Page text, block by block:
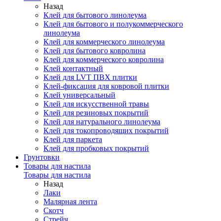
Назад
Клей для бытового линолеума
Клей для бытового и полукоммерческого
линолеума
Клей для коммерческого линолеума
Клей для бытового ковролина
Клей для коммерческого ковролина
Клей контактный
Клей для LVT ПВХ плитки
Клей-фиксация для ковровой плитки
Клей универсальный
Клей для искусственной травы
Клей для резиновых покрытий
Клей для натурального линолеума
Клей для токопроводящих покрытий
Клей для паркета
Клей для пробковых покрытий
Грунтовки
Товары для настила
Товары для настила
Назад
Лаки
Малярная лента
Скотч
Стрейч